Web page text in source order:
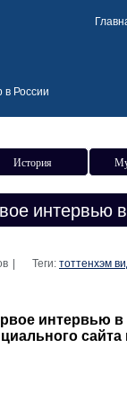
в России
История
интервью в
Теги: тоттенхэм
интервью в
сайта